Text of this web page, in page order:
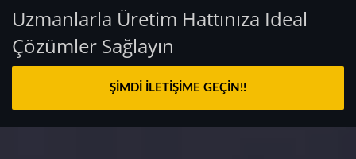
Uzmanlarla Üretim Hattınıza Ideal
Çözümler Sağlayın
ŞIMDI İLETIŞIME GEÇIN!!